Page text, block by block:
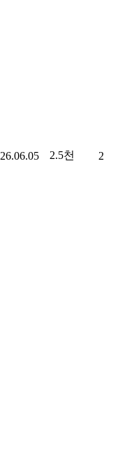
26.06.05 2.5천 2